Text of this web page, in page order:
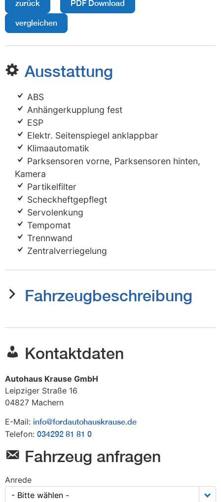
zurück PDF Download
vergleichen
Ausstattung
ABS
Anhängerkupplung fest
ESP
Elektr. Seitenspiegel anklappbar
Klimaautomatik
Parksensoren vorne, Parksensoren hinten,
Kamera
Partikelfilter
Scheckheftgepflegt
Servolenkung
Tempomat
Trennwand
Zentralverriegelung
Fahrzeugbeschreibung
Kontaktdaten
Autohaus Krause GmbH
Leipziger Straße 16
04827 Machern
E-Mail: info@fordautohauskrause.de
Telefon: 034292 81 81 0
Fahrzeug anfragen
Anrede
- Bitte wählen -